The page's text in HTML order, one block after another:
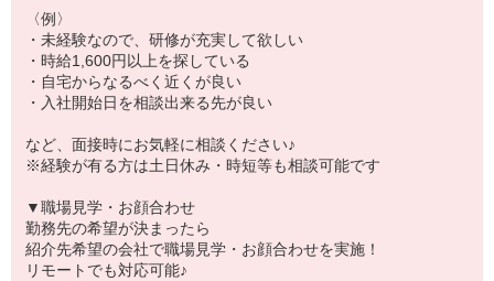
〈例〉
・未経験なので、研修が充実して欲しい
・時給1,600円以上を探している
・自宅からなるべく近くが良い
・入社開始日を相談出来る先が良い
など、面接時にお気軽に相談ください♪
※経験が有る方は土日休み・時短等も相談可能です
▼職場見学・お顔合わせ
勤務先の希望が決まったら
紹介先希望の会社で職場見学・お顔合わせを実施！
リモートでも対応可能♪